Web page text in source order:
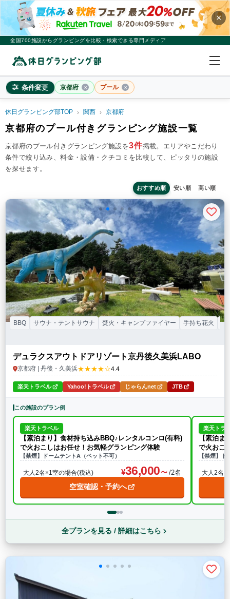
×
全国700施設からグランピングを比較・検索できる専門メディア
条件変更 京都府 プール
×
料金目安 ※4名利用時の1名最安値
~20,000円/人
ペット連れ
施設タイプ
ドームテント コットンテント コテージ・ロッジ
バンガロー・キャビン 1組限定貸切
特徴・アクティビティ
BBQ サウナ・テントサウナ 焚火・キャンプファイヤー 手持ち花火
温泉 プール 海水浴 ドッグラン 駅から徒歩15分以内
駅から送迎あり
条件をクリア この条件で再検索
休日グランピング部TOP 関西 京都府
京都府のプール付きグランピング施設一覧
京都府のプール付きグランピング施設を3件掲載。 エリアやこだわり
条件で絞り込み、料金・設備・クチコミを比較して、ピッタリの施設
を探せます。
おすすめ順 安い順 高い順
デュラクスアウトドアリゾート京丹後久美浜LABO
京都府 | 丹後・久美浜★★★★☆4.4
BBQ サウナ・テントサウナ 焚火・キャンプファイヤー 手持ち花火 プ
楽天トラベル Yahoo!トラベル じゃらんnet JTB
この施設のプラン例
楽天トラベル
【素泊まり】食材持ち込みBBQ♪レンタルコンロ(有料)
で火おこしはお任せ！お気軽グランピング体験
【禁煙】ドームテントA（ペット不可）
大人2名×1室の場合(税込) 36,000 /2名
空室確認・予約へ
楽天トラ
【素泊
で火おこ
【禁煙】
大人2名
全プランを見る / 詳細はこちら